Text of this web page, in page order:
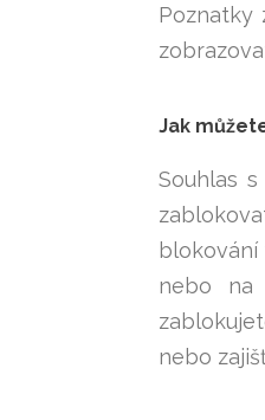
Poznatky
Jak
Souhlas
nebo na
nebo